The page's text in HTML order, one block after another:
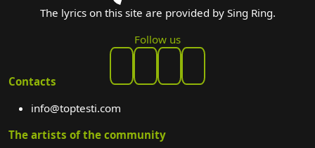
The lyrics on this site are provided by Sing Ring.
Follow us
Contacts
info@toptesti.com
The artists of the community